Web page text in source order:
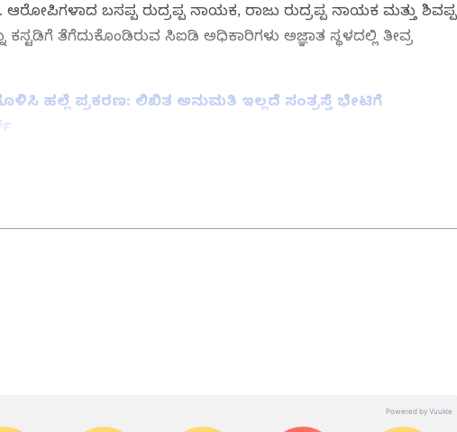
ಬಸಪ್ಪ ರುದ್ರಪ್ಪ ನಾಯಕ, ರಾಜು ರುದ್ರಪ್ಪ ನಾಯಕ ಮತ್ತು ಶಿವಪ್ಪ
ತೆಗೆದುಕೊಂಡಿರುವ ಸಿಐಡಿ ಅಧಿಕಾರಿಗಳು ಅಜ್ಞಾತ ಸ್ಥಳದಲ್ಲಿ ತೀವ್ರ
ಹಲ್ಲೆ ಪ್ರಕರಣ: ಲಿಖಿತ ಅನುಮತಿ ಇಲ್ಲದೆ ಸಂತ್ರಸ್ತೆ ಭೇಟಿಗೆ